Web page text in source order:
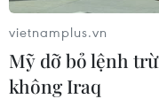
doanh nghiệp nhà
toán giao nhiệm vụ
06/08/2026 00:56
vietnamplus.vn
Mỹ dỡ bỏ lệnh
không Iraq